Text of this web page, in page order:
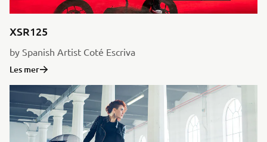
XSR125
by Spanish Artist Coté Escriva
Les mer